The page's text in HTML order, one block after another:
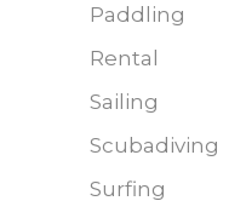
Paddling
Rental
Sailing
Scubadiving
Surfing